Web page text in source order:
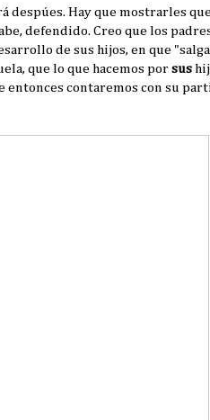
despúes. Hay que mostrarles
defendido. Creo que los
de sus hijos, en que
que lo que hacemos por sus
entonces contaremos con su